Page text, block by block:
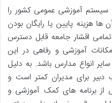
آموزشی عمومی کشور را
هزینه پایین یا رایگان بودن
اقشار جامعه قابل دسترس
آموزشی و رفاهی در این
انواع مدارس باشد. به دلیل
دبیر برای مدیران کمتر است و
برنامه های کمک آموزشی و